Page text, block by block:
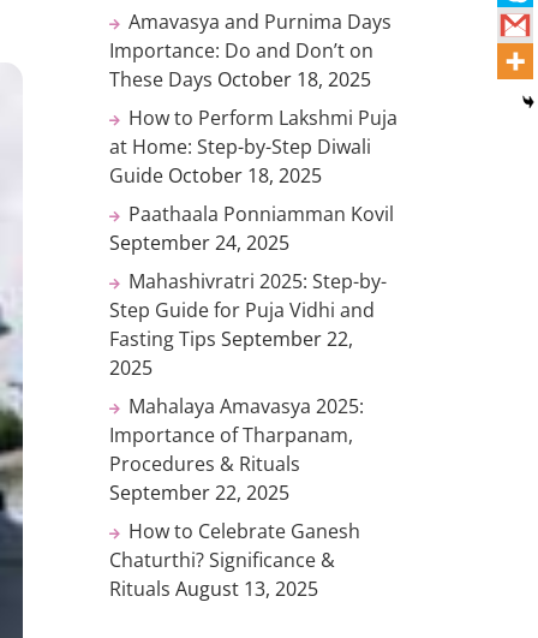
Amavasya and Purnima Days
Importance: Do and Don’t on
These Days October 18, 2025
How to Perform Lakshmi Puja
at Home: Step-by-Step Diwali
Guide October 18, 2025
Paathaala Ponniamman Kovil
September 24, 2025
Mahashivratri 2025: Step-by-
Step Guide for Puja Vidhi and
Fasting Tips September 22,
2025
Mahalaya Amavasya 2025:
Importance of Tharpanam,
Procedures & Rituals
September 22, 2025
How to Celebrate Ganesh
Chaturthi? Significance &
Rituals August 13, 2025